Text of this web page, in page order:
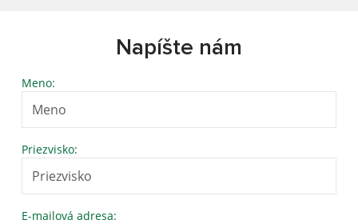
Napíšte nám
Meno:
Priezvisko:
E-mailová adresa: